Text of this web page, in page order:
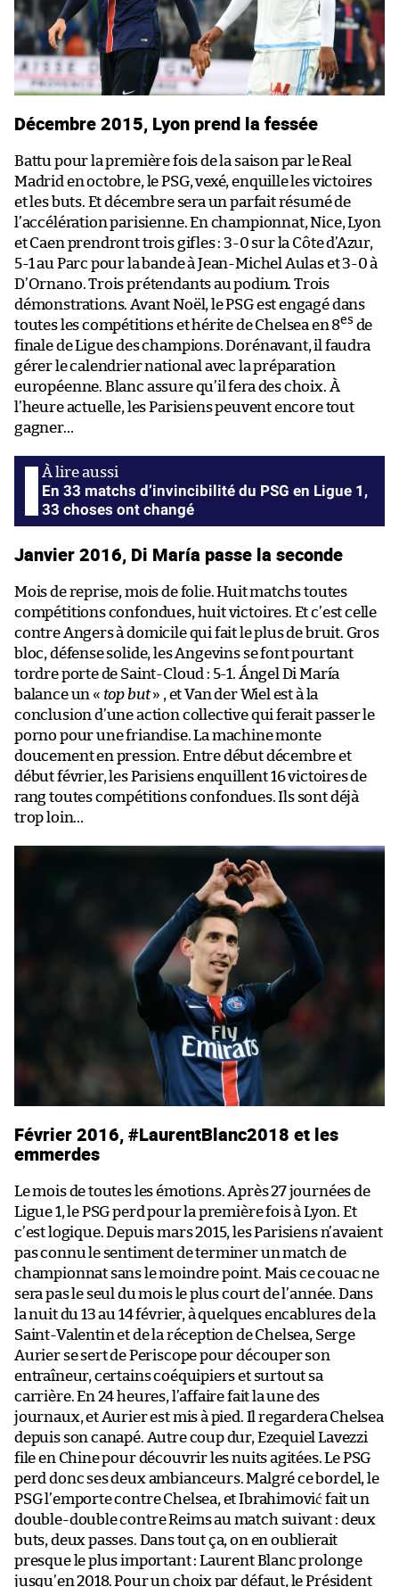
Décembre 2015, Lyon prend la fessée
Battu pour la première fois de la saison par le Real
Madrid en octobre, le PSG, vexé, enquille les victoires
et les buts. Et décembre sera un parfait résumé de
l’accélération parisienne. En championnat, Nice, Lyon
et Caen prendront trois gifles : 3-0 sur la Côte d’Azur,
5-1 au Parc pour la bande à Jean-Michel Aulas et 3-0 à
D’Ornano. Trois prétendants au podium. Trois
démonstrations. Avant Noël, le PSG est engagé dans
toutes les compétitions et hérite de Chelsea en 8es de
finale de Ligue des champions. Dorénavant, il faudra
gérer le calendrier national avec la préparation
européenne. Blanc assure qu’il fera des choix. À
l’heure actuelle, les Parisiens peuvent encore tout
gagner…
En 33 matchs d’invincibilité du PSG en Ligue 1,
33 choses ont changé
Janvier 2016, Di María passe la seconde
Mois de reprise, mois de folie. Huit matchs toutes
compétitions confondues, huit victoires. Et c’est celle
contre Angers à domicile qui fait le plus de bruit. Gros
bloc, défense solide, les Angevins se font pourtant
tordre porte de Saint-Cloud : 5-1. Ángel Di María
balance un « top but» , et Van der Wiel est à la
conclusion d’une action collective qui ferait passer le
porno pour une friandise. La machine monte
doucement en pression. Entre début décembre et
début février, les Parisiens enquillent 16 victoires de
rang toutes compétitions confondues. Ils sont déjà
trop loin…
Février 2016, #LaurentBlanc2018 et les
emmerdes
Le mois de toutes les émotions. Après 27 journées de
Ligue 1, le PSG perd pour la première fois à Lyon. Et
c’est logique. Depuis mars 2015, les Parisiens n’avaient
pas connu le sentiment de terminer un match de
championnat sans le moindre point. Mais ce couac ne
sera pas le seul du mois le plus court de l’année. Dans
la nuit du 13 au 14 février, à quelques encablures de la
Saint-Valentin et de la réception de Chelsea, Serge
Aurier se sert de Periscope pour découper son
entraîneur, certains coéquipiers et surtout sa
carrière. En 24 heures, l’affaire fait la une des
journaux, et Aurier est mis à pied. Il regardera Chelsea
depuis son canapé. Autre coup dur, Ezequiel Lavezzi
file en Chine pour découvrir les nuits agitées. Le PSG
perd donc ses deux ambianceurs. Malgré ce bordel, le
PSG l’emporte contre Chelsea, et Ibrahimović fait un
double-double contre Reims au match suivant : deux
buts, deux passes. Dans tout ça, on en oublierait
presque le plus important : Laurent Blanc prolonge
jusqu’en 2018. Pour un choix par défaut, le Président